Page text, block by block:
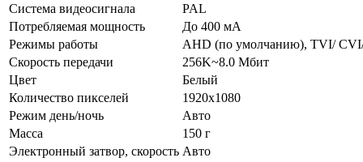
Система видеосигнала
PAL
Потребляемая мощность
До 400 мА
Режимы работы
AHD (по умолчанию), TVI/
Скорость передачи
256K~8.0 Мбит
Цвет
Белый
Количество пикселей
1920x1080
Режим день/ночь
Авто
Масса
150 г
Электронный затвор, скорость Авто